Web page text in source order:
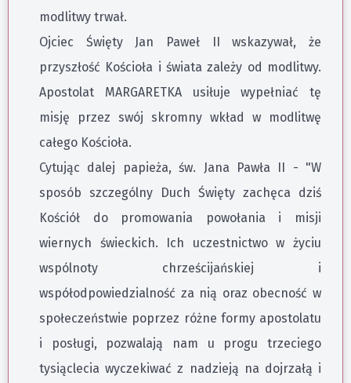
modlitwy trwał.
Ojciec Święty Jan Paweł II wskazywał, że
przyszłość Kościoła i świata zależy od modlitwy.
Apostolat MARGARETKA usiłuje wypełniać tę
misję przez swój skromny wkład w modlitwę
całego Kościoła.
Cytując dalej papieża, św. Jana Pawła II - "W
sposób szczególny Duch Święty zachęca dziś
Kościół do promowania powołania i misji
wiernych świeckich. Ich uczestnictwo w życiu
wspólnoty chrześcijańskiej i
współodpowiedzialność za nią oraz obecność w
społeczeństwie poprzez różne formy apostolatu
i posługi, pozwalają nam u progu trzeciego
tysiąclecia wyczekiwać z nadzieją na dojrzałą i